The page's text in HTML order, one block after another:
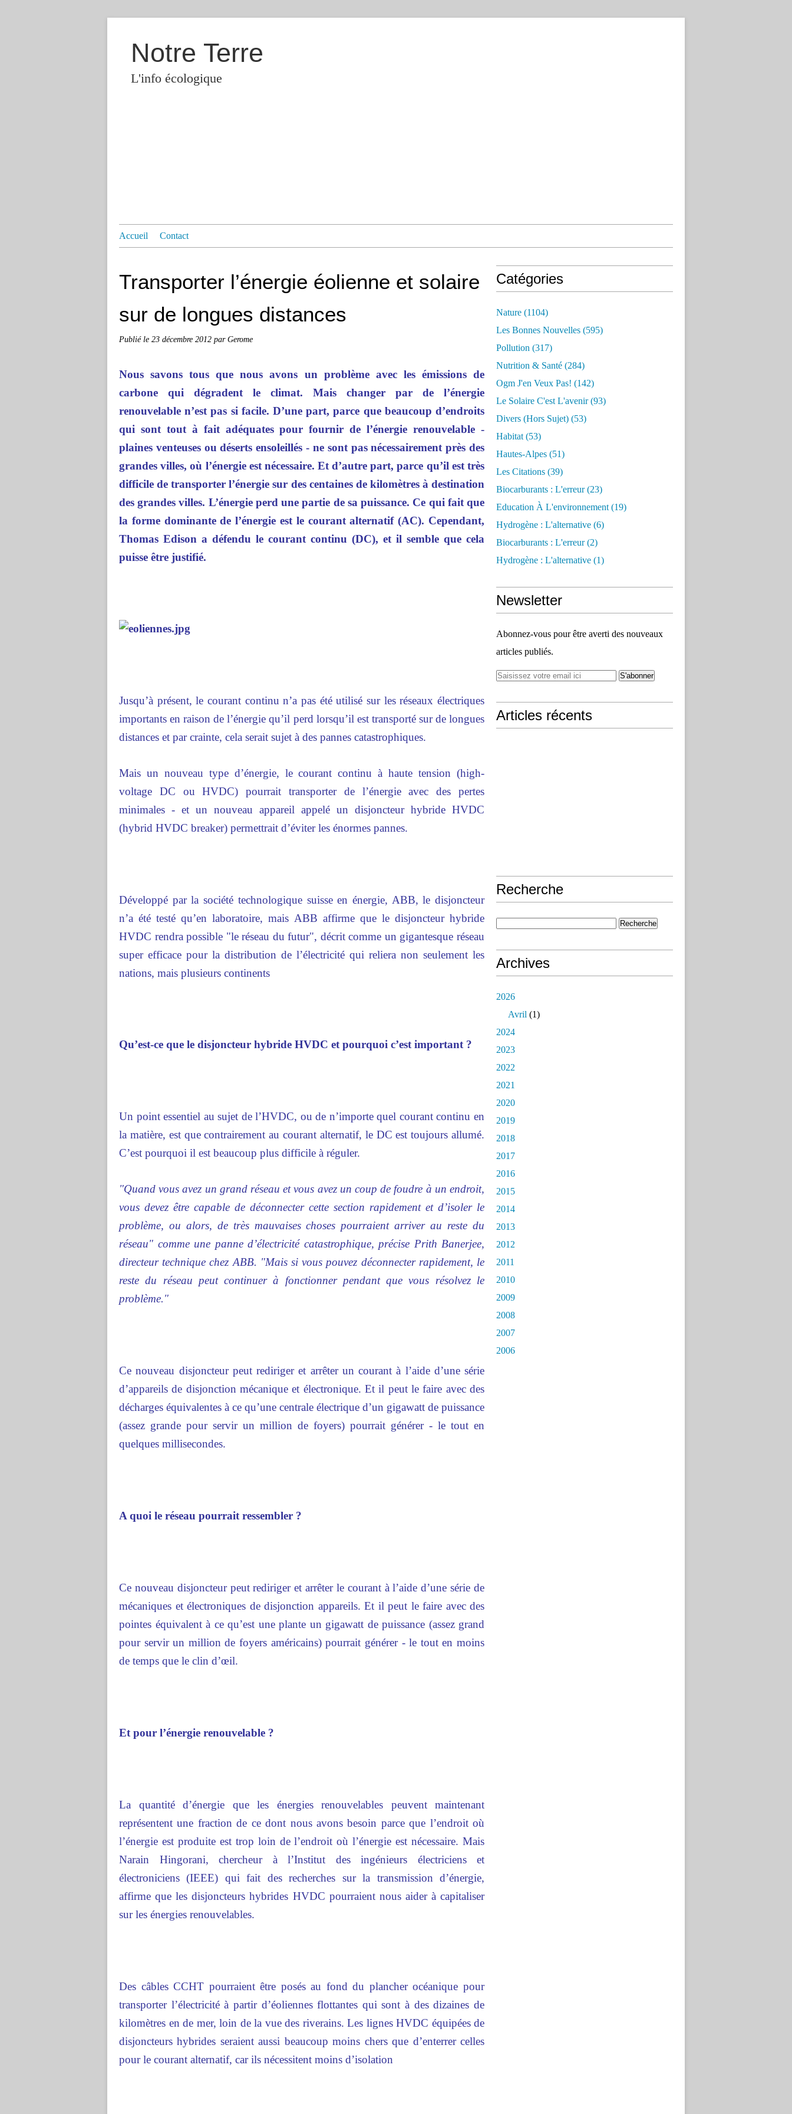
Notre Terre
L'info écologique
Accueil Contact
Transporter l’énergie éolienne et solaire
sur de longues distances
Publié le 23 décembre 2012 par Gerome
Nous savons tous que nous avons un problème avec les émissions de
carbone qui dégradent le climat. Mais changer par de l’énergie
renouvelable n’est pas si facile. D’une part, parce que beaucoup d’endroits
qui sont tout à fait adéquates pour fournir de l’énergie renouvelable -
plaines venteuses ou déserts ensoleillés - ne sont pas nécessairement près des
grandes villes, où l’énergie est nécessaire. Et d’autre part, parce qu’il est très
difficile de transporter l’énergie sur des centaines de kilomètres à destination
des grandes villes. L’énergie perd une partie de sa puissance. Ce qui fait que
la forme dominante de l’énergie est le courant alternatif (AC). Cependant,
Thomas Edison a défendu le courant continu (DC), et il semble que cela
puisse être justifié.
Jusqu’à présent, le courant continu n’a pas été utilisé sur les réseaux électriques
importants en raison de l’énergie qu’il perd lorsqu’il est transporté sur de longues
distances et par crainte, cela serait sujet à des pannes catastrophiques.
Mais un nouveau type d’énergie, le courant continu à haute tension (high-
voltage DC ou HVDC) pourrait transporter de l’énergie avec des pertes
minimales - et un nouveau appareil appelé un disjoncteur hybride HVDC
(hybrid HVDC breaker) permettrait d’éviter les énormes pannes.
Développé par la société technologique suisse en énergie, ABB, le disjoncteur
n’a été testé qu’en laboratoire, mais ABB affirme que le disjoncteur hybride
HVDC rendra possible "le réseau du futur", décrit comme un gigantesque réseau
super efficace pour la distribution de l’électricité qui reliera non seulement les
nations, mais plusieurs continents
Qu’est-ce que le disjoncteur hybride HVDC et pourquoi c’est important ?
Un point essentiel au sujet de l’HVDC, ou de n’importe quel courant continu en
la matière, est que contrairement au courant alternatif, le DC est toujours allumé.
C’est pourquoi il est beaucoup plus difficile à réguler.
"Quand vous avez un grand réseau et vous avez un coup de foudre à un endroit,
vous devez être capable de déconnecter cette section rapidement et d’isoler le
problème, ou alors, de très mauvaises choses pourraient arriver au reste du
réseau" comme une panne d’électricité catastrophique, précise Prith Banerjee,
directeur technique chez ABB. "Mais si vous pouvez déconnecter rapidement, le
reste du réseau peut continuer à fonctionner pendant que vous résolvez le
problème."
Ce nouveau disjoncteur peut rediriger et arrêter un courant à l’aide d’une série
d’appareils de disjonction mécanique et électronique. Et il peut le faire avec des
décharges équivalentes à ce qu’une centrale électrique d’un gigawatt de puissance
(assez grande pour servir un million de foyers) pourrait générer - le tout en
quelques millisecondes.
A quoi le réseau pourrait ressembler ?
Ce nouveau disjoncteur peut rediriger et arrêter le courant à l’aide d’une série de
mécaniques et électroniques de disjonction appareils. Et il peut le faire avec des
pointes équivalent à ce qu’est une plante un gigawatt de puissance (assez grand
pour servir un million de foyers américains) pourrait générer - le tout en moins
de temps que le clin d’œil.
Et pour l’énergie renouvelable ?
La quantité d’énergie que les énergies renouvelables peuvent maintenant
représentent une fraction de ce dont nous avons besoin parce que l’endroit où
l’énergie est produite est trop loin de l’endroit où l’énergie est nécessaire. Mais
Narain Hingorani, chercheur à l’Institut des ingénieurs électriciens et
électroniciens (IEEE) qui fait des recherches sur la transmission d’énergie,
affirme que les disjoncteurs hybrides HVDC pourraient nous aider à capitaliser
sur les énergies renouvelables.
Des câbles CCHT pourraient être posés au fond du plancher océanique pour
transporter l’électricité à partir d’éoliennes flottantes qui sont à des dizaines de
kilomètres en de mer, loin de la vue des riverains. Les lignes HVDC équipées de
disjoncteurs hybrides seraient aussi beaucoup moins chers que d’enterrer celles
pour le courant alternatif, car ils nécessitent moins d’isolation
Catégories
Nature (1104)
Les Bonnes Nouvelles (595)
Pollution (317)
Nutrition & Santé (284)
Ogm J'en Veux Pas! (142)
Le Solaire C'est L'avenir(93)
Divers (hors Sujet) (53)
Habitat (53)
Hautes-Alpes (51)
Les Citations (39)
Biocarburants : L'erreur(23)
Education À L'environnement (19)
Hydrogène : L'alternative (6)
Biocarburants : L'erreur(2)
Hydrogène : L'alternative (1)
Newsletter
Abonnez-vous pour être averti des nouveaux
articles publiés.
Articles récents
Recherche
Archives
2026
Avril (1)
2024
2023
2022
2021
2020
2019
2018
2017
2016
2015
2014
2013
2012
2011
2010
2009
2008
2007
2006